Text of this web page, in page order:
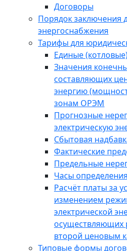
Договоры
Порядок заключения
энергоснабжения
Тарифы для
Единые
Значения
составляющих
энергию
зонам ОРЭМ
Прогнозные
электрическую
Сбытовая
Фактические
Предельные
Часы
Расчёт платы за
изменением
электрической
осуществляющих
второй ценовым
Типовые формы